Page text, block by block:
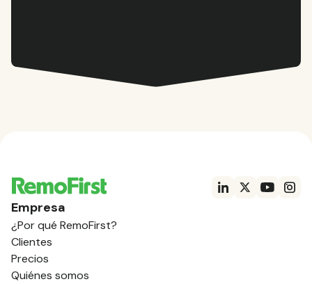
Empresa
¿Por qué RemoFirst?
Clientes
Precios
Quiénes somos